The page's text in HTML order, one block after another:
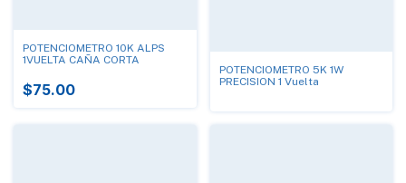
POTENCIOMETRO 10K ALPS
1VUELTA CAÑA CORTA
$75.00
POTENCIOMETRO 5K 1W
PRECISION 1 Vuelta